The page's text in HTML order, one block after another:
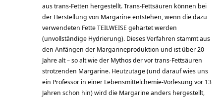
aus trans-Fetten hergestellt. Trans-Fettsäuren können bei
der Herstellung von Margarine entstehen, wenn die dazu
verwendeten Fette TEILWEISE gehärtet werden
(unvollständige Hydrierung). Dieses Verfahren stammt aus
den Anfängen der Margarineproduktion und ist über 20
Jahre alt – so alt wie der Mythos der vor trans-Fettsäuren
strotzenden Margarine. Heutzutage (und darauf wies uns
ein Professor in einer Lebensmittelchemie-Vorlesung vor 13
Jahren schon hin) wird die Margarine anders hergestellt,